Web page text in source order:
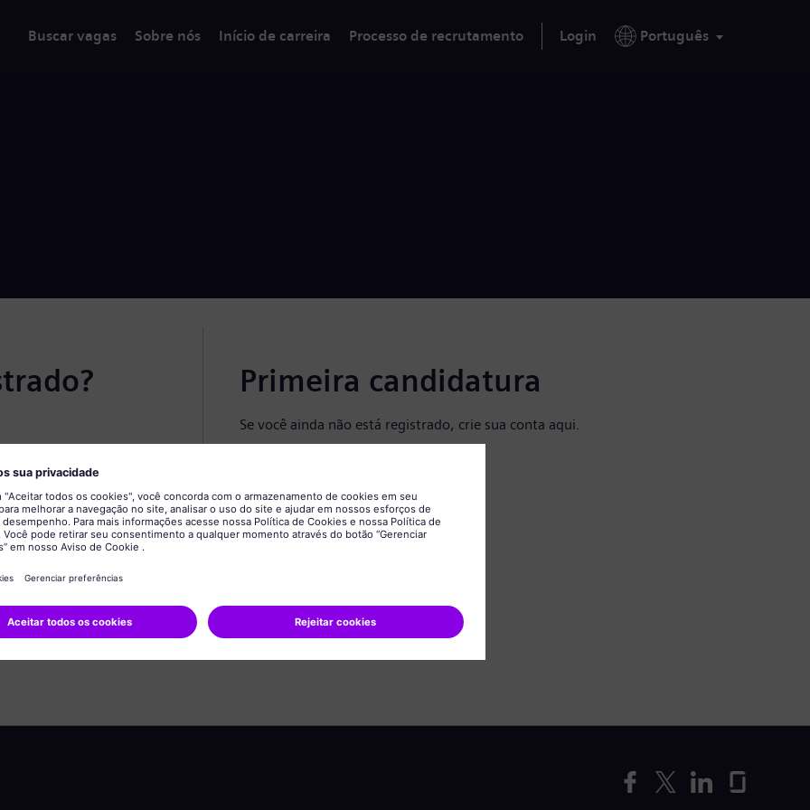
Buscar vagas Sobre nós Início de carreira Processo de recrutamento Login Português
Primeira candidatura
Se você ainda não está registrado, crie sua conta aqui.